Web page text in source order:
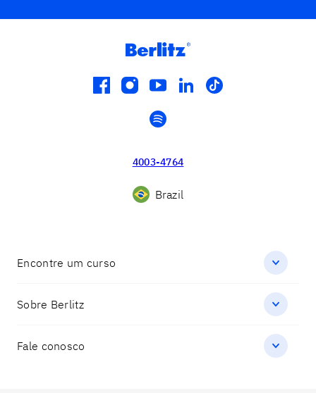
facebook
instagram
youtube
linkedin
tiktok
spotify
4003-4764
Brazil
Encontre um curso
Sobre Berlitz
Fale conosco